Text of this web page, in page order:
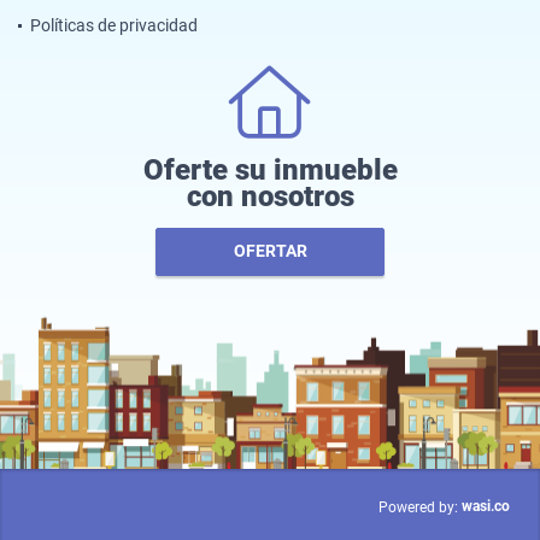
Políticas de privacidad
Oferte su inmueble
con nosotros
OFERTAR
Powered by: wasi.co